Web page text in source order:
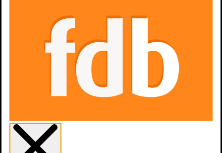
chce obejrzećobejrzy